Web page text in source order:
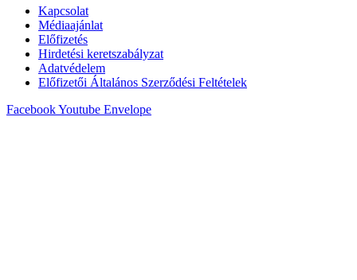
Kapcsolat
Médiaajánlat
Előfizetés
Hirdetési keretszabályzat
Adatvédelem
Előfizetői Általános Szerződési Feltételek
FacebookYoutube Envelope